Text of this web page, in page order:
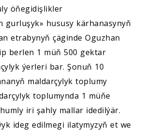
öňegidişlikler
gurluşyk» hususy kärhanasynyň
etrabynyň çäginde Oguzhan
berlen 1 müň 500 gektar
ýerleri bar. Şonuň 10
maldarçylyk toplumy
toplumynda 1 müňe
iri şahly mallar idedilýär.
ideg edilmegi ilatymyzyň et we